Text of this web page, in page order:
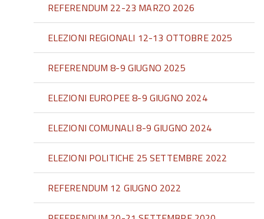
REFERENDUM 22-23 MARZO 2026
ELEZIONI REGIONALI 12-13 OTTOBRE 2025
REFERENDUM 8-9 GIUGNO 2025
ELEZIONI EUROPEE 8-9 GIUGNO 2024
ELEZIONI COMUNALI 8-9 GIUGNO 2024
ELEZIONI POLITICHE 25 SETTEMBRE 2022
REFERENDUM 12 GIUGNO 2022